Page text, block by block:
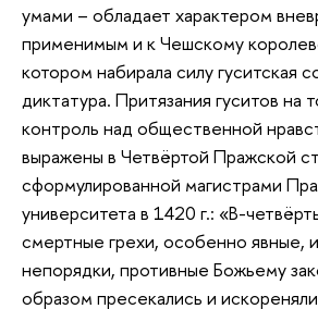
умами – обладает характером
применимым и к Чешскому
котором набирала силу гуситская
диктатура. Притязания гуситов на
контроль над общественной
выражены в Четвёртой Пражской
сформулированной магистрами
университета в 1420 г.: «В-
смертные грехи, особенно явные,
непорядки, противные Божьему
образом пресекались и